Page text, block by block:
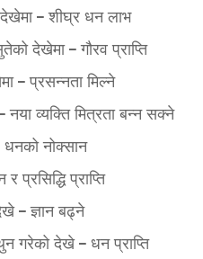
– शीघ्र धन लाभ
देखेमा – गौरव प्राप्ति
– प्रसन्नता मिल्ने
व्यक्ति मित्रता बन्न सक्ने
नोक्सान
प्राप्ति
– ज्ञान बढ्ने
गरेको देखे – धन प्राप्ति